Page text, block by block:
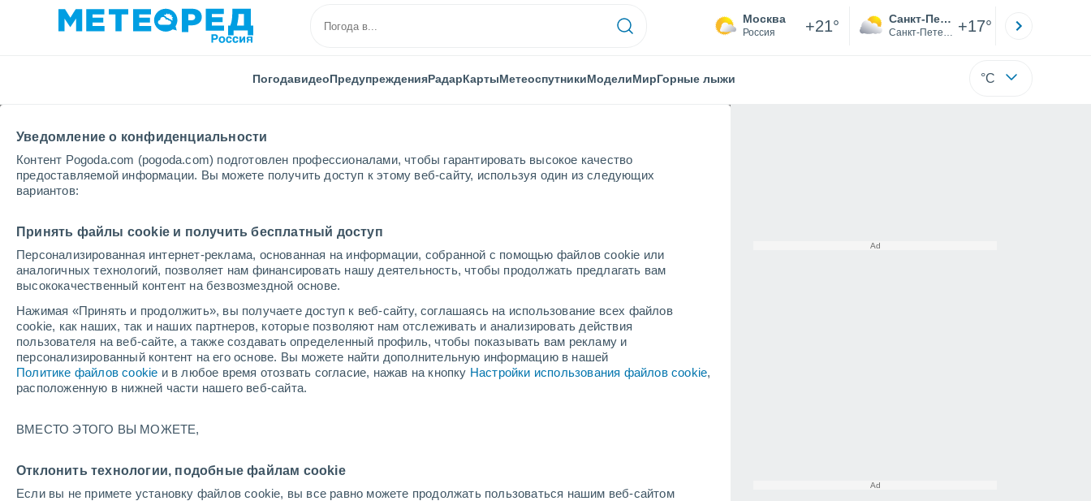
Уведомление о конфиденциальности
Контент Pogoda.com (pogoda.com) подготовлен профессионалами, чтобы гарантировать высокое качество
предоставляемой информации. Вы можете получить доступ к этому веб-сайту, используя один из следующих
вариантов:
Принять файлы cookie и получить бесплатный доступ
Персонализированная интернет-реклама, основанная на информации, собранной с помощью файлов cookie или
аналогичных технологий, позволяет нам финансировать нашу деятельность, чтобы продолжать предлагать вам
высококачественный контент на безвозмездной основе.
Нажимая «Принять и продолжить», вы получаете доступ к веб-сайту, соглашаясь на использование всех файлов
cookie, как наших, так и наших партнеров, которые позволяют нам отслеживать и анализировать действия
пользователя на веб-сайте, а также создавать определенный профиль, чтобы показывать вам рекламу и
персонализированный контент на его основе. Вы можете найти дополнительную информацию в нашей
Политике файлов cookie и в любое время отозвать согласие, нажав на кнопку Настройки использования файлов cookie,
расположенную в нижней части нашего веб-сайта.
ВМЕСТО ЭТОГО ВЫ МОЖЕТЕ,
Отклонить технологии, подобные файлам cookie
Если вы не примете установку файлов cookie, вы все равно можете продолжать пользоваться нашим веб-сайтом
Москва
Россия +21° Санкт-Петербург
Санкт-Петербург +17°
ПогодавидеоПредупрежденияРадарКартыМетеоспутникиМоделиМирГорные лыжи °C
Погода Нортленд
cегодня, 7 августа Весь день символ
Reinga